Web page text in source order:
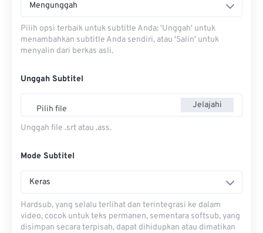
Mengunggah
Pilih opsi terbaik untuk subtitle Anda: 'Unggah' untuk
menambahkan subtitle Anda sendiri, atau 'Salin' untuk
menyalin dari berkas asli.
Unggah Subtitel
Pilih file Jelajahi
Unggah file .srt atau .ass.
Mode Subtitel
Keras
Hardsub, yang selalu terlihat dan terintegrasi ke dalam
video, cocok untuk teks permanen, sementara softsub, yang
disimpan secara terpisah, dapat dihidupkan atau dimatikan